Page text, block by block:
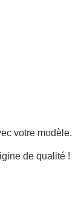
votre modèle.
de qualité !